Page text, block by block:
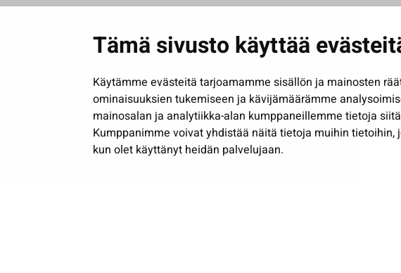
Tämä sivusto käyttää
Käytämme evästeitä tarjoamamme sisällön ja mainosten
ominaisuuksien tukemiseen ja kävijämäärämme
mainosalan ja analytiikka-alan kumppaneillemme tietoja
Kumppanimme voivat yhdistää näitä tietoja muihin
kun olet käyttänyt heidän palvelujaan.